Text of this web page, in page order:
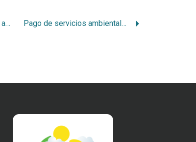
Por qué no pagar servicios ambientales a monocultivos forestales Pago de servicios ambientales a la tala rasa